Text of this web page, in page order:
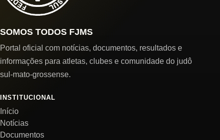
SOMOS TODOS FJMS
Portal oficial com notícias, documentos, resultados e
informações para atletas, clubes e comunidade do judô
sul-mato-grossense.
INSTITUCIONAL
Início
Notícias
Documentos